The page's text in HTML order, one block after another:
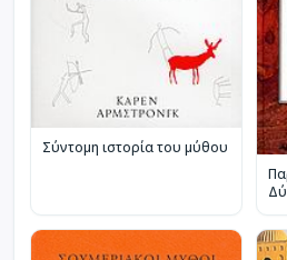
Σύντομη ιστορία του μύθου